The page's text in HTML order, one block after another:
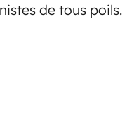
de tous poils.